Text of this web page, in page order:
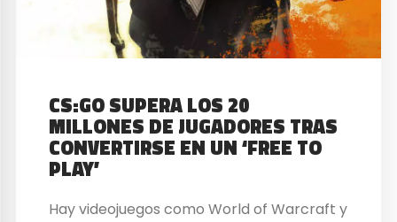
CS:GO SUPERA LOS 20
MILLONES DE JUGADORES TRAS
CONVERTIRSE EN UN ‘FREE TO
PLAY’
Hay videojuegos como World of Warcraft y